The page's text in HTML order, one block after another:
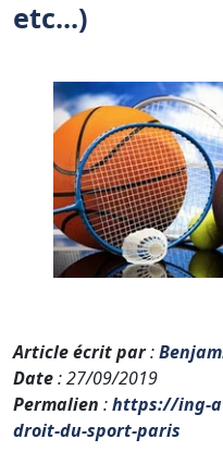
etc...)
Article écrit par:
Date: 27/09/2019
Permalien :https://ing-
droit-du-sport-paris